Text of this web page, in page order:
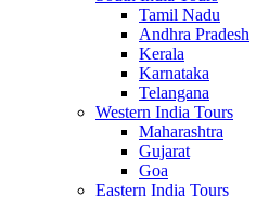
Tamil Nadu
Andhra Pradesh
Kerala
Karnataka
Telangana
Western India Tours
Maharashtra
Gujarat
Goa
Eastern India Tours